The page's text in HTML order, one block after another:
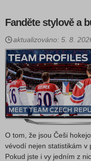
Fanděte stylově a
aktualizováno: 5. 8.
O tom, že jsou Češi
vévodí nejen statistikám v
Pokud jste i vy jedním z